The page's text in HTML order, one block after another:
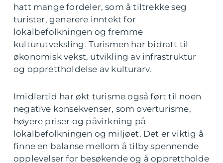
hatt mange fordeler, som å tiltrekke seg
turister, generere inntekt for
lokalbefolkningen og fremme
kulturutveksling. Turismen har bidratt til
økonomisk vekst, utvikling av infrastruktur
og opprettholdelse av kulturarv.
Imidlertid har økt turisme også ført til noen
negative konsekvenser, som overturisme,
høyere priser og påvirkning på
lokalbefolkningen og miljøet. Det er viktig å
finne en balanse mellom å tilby spennende
opplevelser for besøkende og å opprettholde